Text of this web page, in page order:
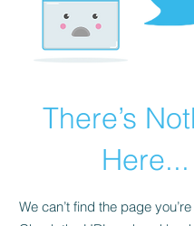
There’s
Here...
We can’t find the page